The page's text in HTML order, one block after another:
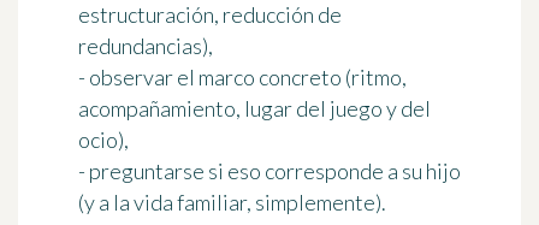
estructuración, reducción de
redundancias),
- observar el marco concreto (ritmo,
acompañamiento, lugar del juego y del
ocio),
- preguntarse si eso corresponde a su hijo
(y a la vida familiar, simplemente).